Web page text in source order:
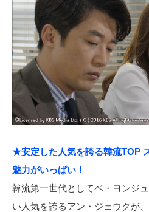
★安定した人気を誇る韓流TOP
魅力がいっぱい！
韓流第一世代としてペ・ヨンジ
い人気を誇るアン・ジェウクが